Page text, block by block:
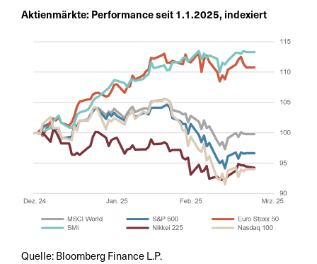
Aktienmärkte: Performance seit 1.1.2025, indexiert
Quelle: Bloomberg Finance L.P.